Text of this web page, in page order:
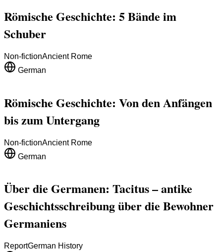
Römische Geschichte: 5 Bände im
Schuber
Non-fictionAncient Rome
German
Römische Geschichte: Von den Anfängen
bis zum Untergang
Non-fictionAncient Rome
German
Über die Germanen: Tacitus – antike
Geschichtsschreibung über die Bewohner
Germaniens
ReportGerman History